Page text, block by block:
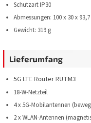
Schutzart IP30
Abmessungen: 100 x 30 x
Gewicht: 319 g
Lieferumfang
5G LTE Router RUTM3
18-W-Netzteil
4 x 5G-Mobilantennen
2 x WLAN-Antennen